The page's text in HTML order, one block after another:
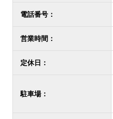
電話番号：
営業時間：
定休日：
駐車場：